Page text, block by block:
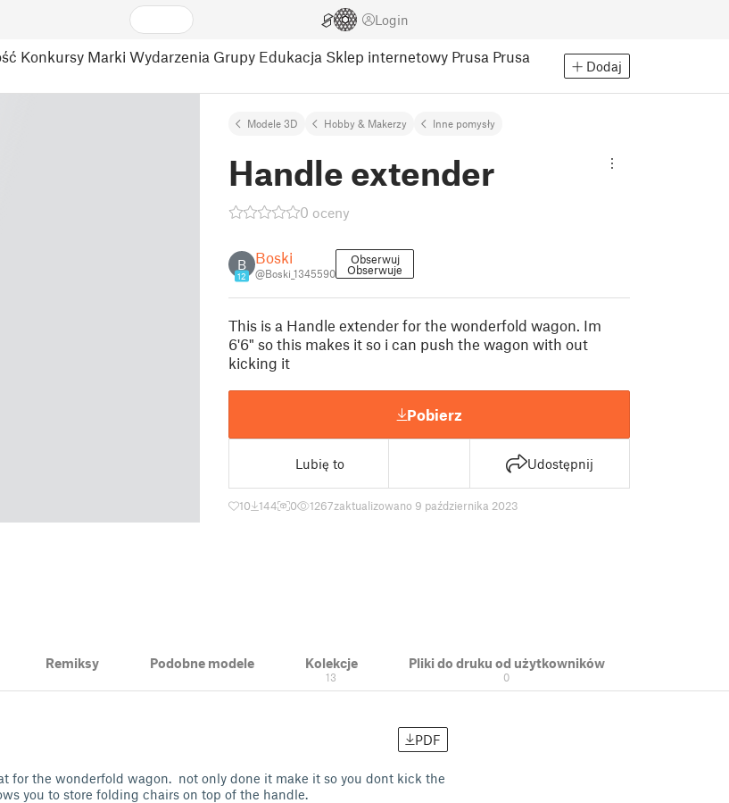
Login
Konkursy Marki Wydarzenia Grupy Edukacja Sklep internetowy Prusa Prusa
Dodaj
Modele 3D Hobby & Makerzy Inne pomysły
Handle extender
0 oceny
B
12
Boski
@Boski_1345590
Obserwuj
Obserwuje
This is a Handle extender for the wonderfold wagon. Im
6'6" so this makes it so i can push the wagon with out
kicking it
Pobierz
Lubię to Udostępnij
10 144 0 1267zaktualizowano 9 października 2023
Remiksy Podobne modele Kolekcje
13
Pliki do druku od użytkowników
0
PDF
for the wonderfold wagon. not only done it make it so you dont kick the
you to store folding chairs on top of the handle.